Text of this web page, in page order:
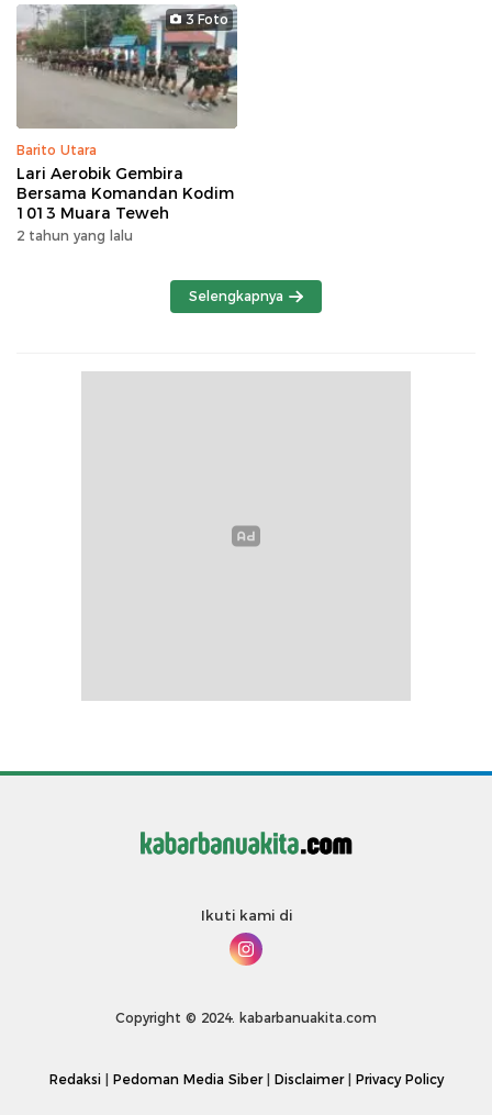
3 Foto
Barito Utara
Lari Aerobik Gembira
Bersama Komandan Kodim
1013 Muara Teweh
2 tahun yang lalu
Selengkapnya
Ikuti kami di
Copyright © 2024. kabarbanuakita.com
Redaksi | Pedoman Media Siber| Disclaimer| Privacy Policy